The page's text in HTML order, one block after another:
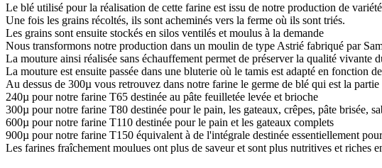
Le blé utilisé pour la réalisation de cette farine est issu de notre production de
Une fois les grains récoltés, ils sont acheminés vers la ferme où ils sont triés.
Les grains sont ensuite stockés en silos ventilés et moulus à la demande
Nous transformons notre production dans un moulin de type Astrié fabriqué par
La mouture ainsi réalisée sans échauffement permet de préserver la qualité vivante
La mouture est ensuite passée dans une bluterie où le tamis est adapté en fonction
Au dessus de 300µ vous retrouvez dans notre farine le germe de blé qui est la
240µ pour notre farine T65 destinée au pâte feuilletée levée et brioche
300µ pour notre farine T80 destinée pour le pain, les gateaux, crêpes, pâte brisée,
600µ pour notre farine T110 destinée pour le pain et les gateaux complets
900µ pour notre farine T150 équivalent à de l'intégrale destinée essentiellement
Les farines fraîchement moulues ont plus de saveur et sont plus nutritives et riches